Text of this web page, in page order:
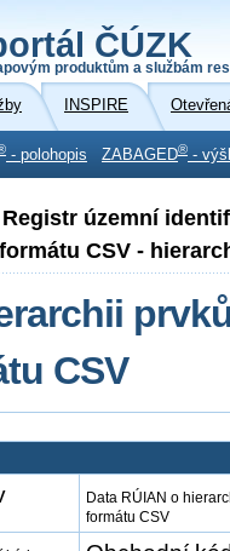
ČÚZK
produktům a službám
INSPIRE
- polohopis ZABAGED® -
Registr územní
CSV -
CSV
Data RÚIAN o
formátu CSV